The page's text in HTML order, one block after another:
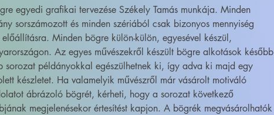
egyedi grafikai tervezése Székely Tamás munkája. Minden
sorszámozott és minden szériából csak bizonyos mennyiség
előállításra. Minden bögre külön-külön, egyesével készül,
Az egyes művészekről készült bögre alkotások később
sorozat példányokkal egészülhetnek ki, így adva ki majd egy
készletet. Ha valamelyik művészről már vásárolt motiváló
ábrázoló bögrét, kérheti, hogy a sorozat következő
megjelenésekor értesítést kapjon. A bögrék megvásárolhatók